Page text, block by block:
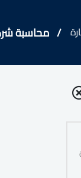
محاسبة